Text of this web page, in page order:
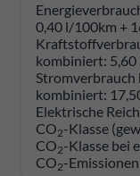
0,40 l/100km +
kombiniert:
Stromverbrauch
kombiniert:
Elektrische
CO2-Klasse
CO2-Klasse bei
CO2-